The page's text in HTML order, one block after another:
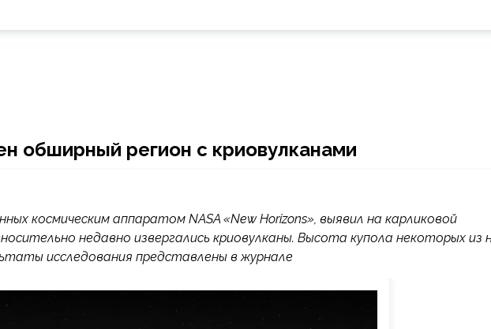
обширный регион с криовулканами
космическим аппаратом NASA «New Horizons», выявил на карликовой
недавно извергались криовулканы. Высота купола некоторых из
исследования представлены в журнале